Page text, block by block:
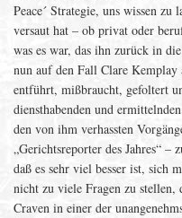
Peace´ Strategie, uns wissen zu
versaut hat – ob privat oder
was es war, das ihn zurück in
nun auf den Fall Clare Kemplay
entführt, mißbraucht, gefoltert
diensthabenden und
den von ihm verhassten
„Gerichtsreporter des Jahres“ –
daß es sehr viel besser ist, sich
nicht zu viele Fragen zu
Craven in einer der